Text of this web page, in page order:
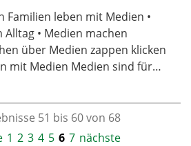
Familien leben mit Medien •
• Medien machen
über Medien zappen klicken
mit Medien Medien sind für…
51 bis 60 von 68
1 2 3 4 5 6 7 nächste